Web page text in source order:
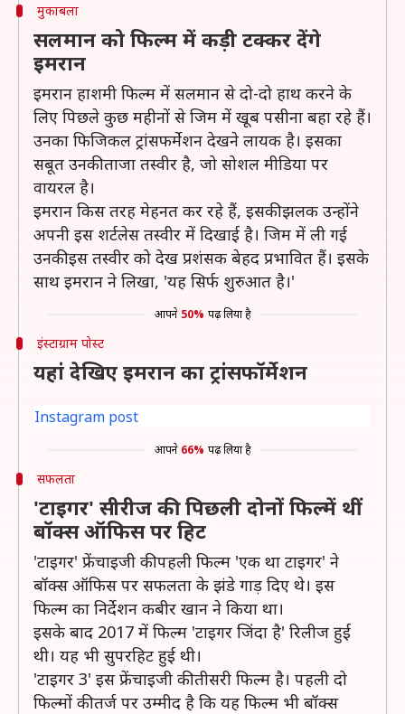
मुकाबला
सलमान को फिल्म में कड़ी टक्कर देंगे
इमरान
इमरान हाशमी फिल्म में सलमान से दो-दो हाथ करने के
लिए पिछले कुछ महीनों से जिम में खूब पसीना बहा रहे हैं।
उनका फिजिकल ट्रांसफर्मेशन देखने लायक है। इसका
सबूत उनकी ताजा तस्वीर है, जो सोशल मीडिया पर
वायरल है।
इमरान किस तरह मेहनत कर रहे हैं, इसकी झलक उन्होंने
अपनी इस शर्टलेस तस्वीर में दिखाई है। जिम में ली गई
उनकी इस तस्वीर को देख प्रशंसक बेहद प्रभावित हैं। इसके
साथ इमरान ने लिखा, 'यह सिर्फ शुरुआत है।'
आपने 50% पढ़ लिया है
इंस्टाग्राम पोस्ट
यहां देखिए इमरान का ट्रांसफॉर्मेशन
Instagram post
आपने 66% पढ़ लिया है
सफलता
'टाइगर' सीरीज की पिछली दोनों फिल्में थीं
बॉक्स ऑफिस पर हिट
'टाइगर' फ्रेंचाइजी की पहली फिल्म 'एक था टाइगर' ने
बॉक्स ऑफिस पर सफलता के झंडे गाड़ दिए थे। इस
फिल्म का निर्देशन कबीर खान ने किया था।
इसके बाद 2017 में फिल्म 'टाइगर जिंदा है' रिलीज हुई
थी। यह भी सुपरहिट हुई थी।
'टाइगर 3' इस फ्रेंचाइजी की तीसरी फिल्म है। पहली दो
फिल्मों की तर्ज पर उम्मीद है कि यह फिल्म भी बॉक्स